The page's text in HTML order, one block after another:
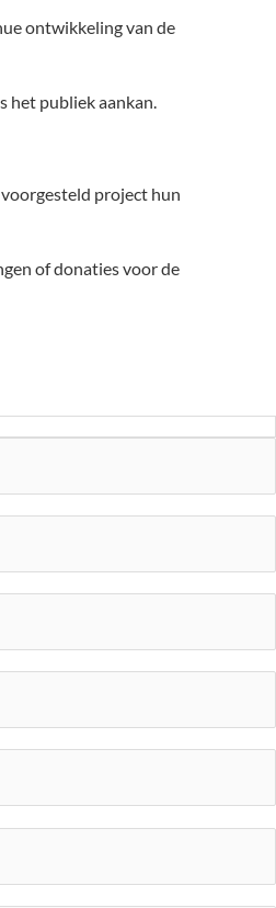
ontwikkeling van de
het publiek aankan.
project hun
of donaties voor de